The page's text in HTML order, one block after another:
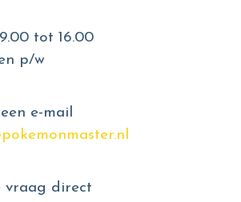
tot 16.00
p/w
e-mail
vraag direct